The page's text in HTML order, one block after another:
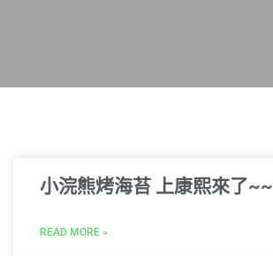
小浣熊烤海苔 上康熙來了~~
READ MORE »